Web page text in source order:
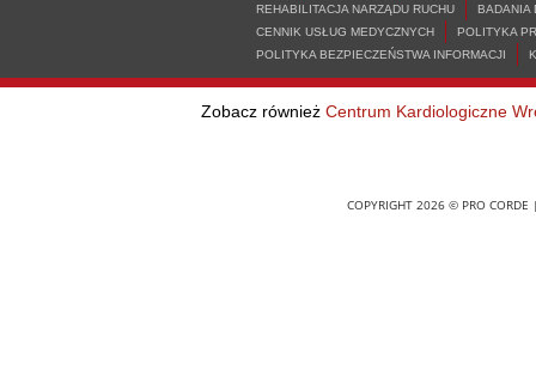
REHABILITACJA NARZĄDU RUCHU
BADANIA
CENNIK USŁUG MEDYCZNYCH
POLITYKA
POLITYKA BEZPIECZEŃSTWA INFORMACJI
Zobacz również Centrum Kardiologiczne
COPYRIGHT 2026 © PRO CORDE